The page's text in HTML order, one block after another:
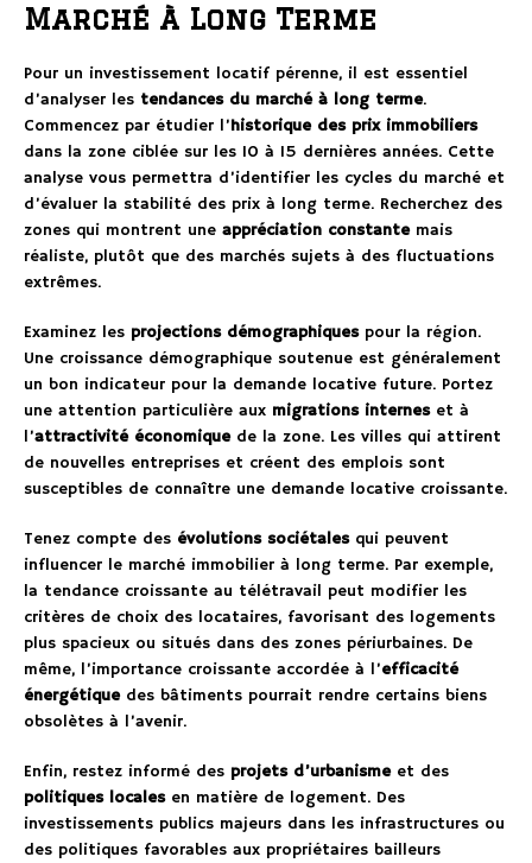
Marché à Long Terme
Pour un investissement locatif pérenne, il est essentiel
d’analyser les tendances du marché à long terme.
Commencez par étudier l’historique des prix immobiliers
dans la zone ciblée sur les 10 à 15 dernières années. Cette
analyse vous permettra d’identifier les cycles du marché et
d’évaluer la stabilité des prix à long terme. Recherchez des
zones qui montrent une appréciation constantemais
réaliste, plutôt que des marchés sujets à des fluctuations
extrêmes.
Examinez les projections démographiquespour la région.
Une croissance démographique soutenue est généralement
un bon indicateur pour la demande locative future. Portez
une attention particulière aux migrations interneset à
l’attractivité économiquede la zone. Les villes qui attirent
de nouvelles entreprises et créent des emplois sont
susceptibles de connaître une demande locative croissante.
Tenez compte des évolutions sociétalesqui peuvent
influencer le marché immobilier à long terme. Par exemple,
la tendance croissante au télétravail peut modifier les
critères de choix des locataires, favorisant des logements
plus spacieux ou situés dans des zones périurbaines. De
même, l’importance croissante accordée à l’efficacité
énergétiquedes bâtiments pourrait rendre certains biens
obsolètes à l’avenir.
Enfin, restez informé des projets d’urbanismeet des
politiques localesen matière de logement. Des
investissements publics majeurs dans les infrastructures ou
des politiques favorables aux propriétaires bailleurs